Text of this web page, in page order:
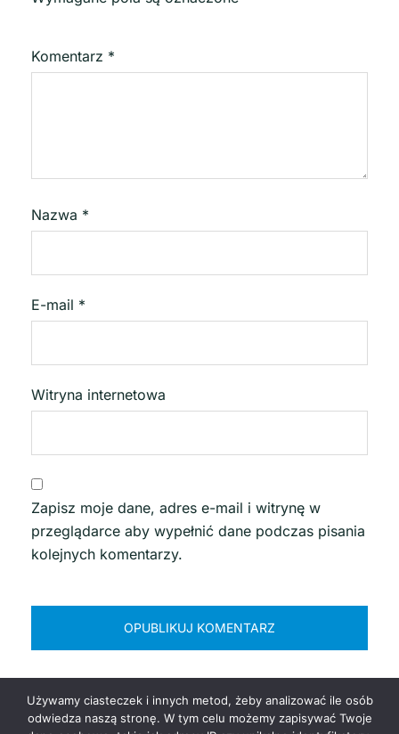
Komentarz *
Nazwa *
E-mail *
Witryna internetowa
Zapisz moje dane, adres e-mail i witrynę w
przeglądarce aby wypełnić dane podczas pisania
kolejnych komentarzy.
Używamy ciasteczek i innych metod, żeby analizować ile osób
odwiedza naszą stronę. W tym celu możemy zapisywać Twoje